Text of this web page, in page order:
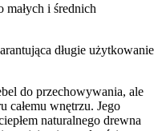
i średnich
długie użytkowanie
do przechowywania, ale
całemu wnętrzu. Jego
naturalnego drewna